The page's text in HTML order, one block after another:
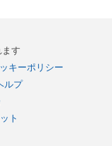
す
キーポリシー
ルプ
ト